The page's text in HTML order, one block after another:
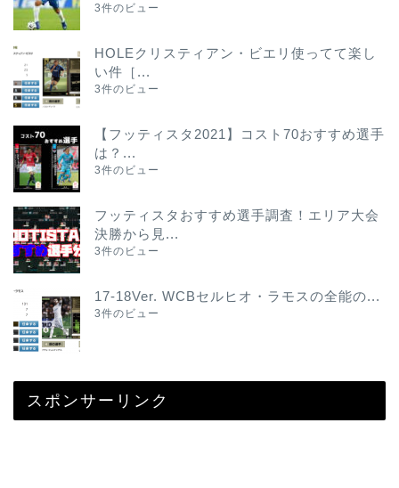
3件のビュー
HOLEクリスティアン・ビエリ使ってて楽し
い件［...
3件のビュー
【フッティスタ2021】コスト70おすすめ選手
は？...
3件のビュー
フッティスタおすすめ選手調査！エリア大会
決勝から見...
3件のビュー
17-18Ver. WCBセルヒオ・ラモスの全能の...
3件のビュー
スポンサーリンク